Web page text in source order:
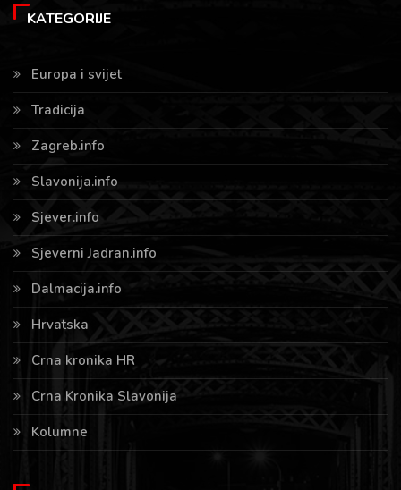
KATEGORIJE
Europa i svijet
Tradicija
Zagreb.info
Slavonija.info
Sjever.info
Sjeverni Jadran.info
Dalmacija.info
Hrvatska
Crna kronika HR
Crna Kronika Slavonija
Kolumne